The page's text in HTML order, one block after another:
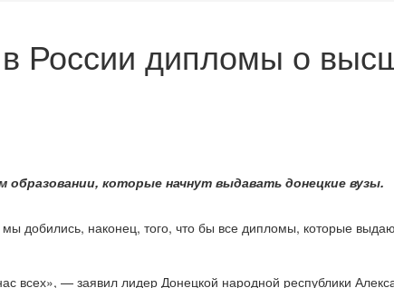
России дипломы о
которые начнут выдавать донецкие вузы.
добились, наконец, того, что бы все дипломы, которые
всех», — заявил лидер Донецкой народной республики